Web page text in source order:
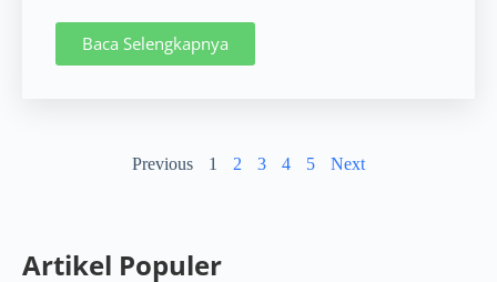
Baca Selengkapnya
Previous 1 2 3 4 5 Next
Artikel Populer